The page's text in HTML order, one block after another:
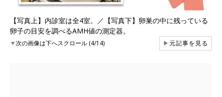
【写真上】内診室は全4室。／【写真下】卵巣の中に残っている
卵子の目安を調べるAMH値の測定器。
▼次の画像は下へスクロール (4/14) ▶元記事を見る